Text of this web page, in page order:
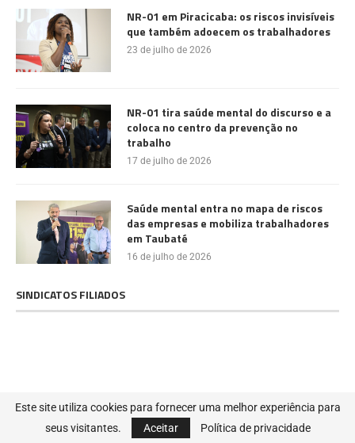
NR-01 em Piracicaba: os riscos invisíveis
que também adoecem os trabalhadores
23 de julho de 2026
NR-01 tira saúde mental do discurso e a
coloca no centro da prevenção no
trabalho
17 de julho de 2026
Saúde mental entra no mapa de riscos
das empresas e mobiliza trabalhadores
em Taubaté
16 de julho de 2026
SINDICATOS FILIADOS
@2022 - Todos os direitos reservados. Projetado e desenvolvido porMIB
SOLUÇÕES DIGITAIS
Este site utiliza cookies para fornecer uma melhor experiência para
seus visitantes.
Aceitar Política de privacidade